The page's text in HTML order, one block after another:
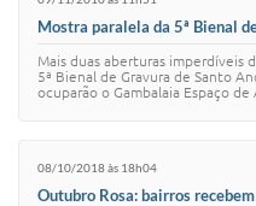
Mostra paralela da 5ª Bienal
Mais duas aberturas imperdíveis
5ª Bienal de Gravura de Santo
ocuparão o Gambalaia Espaço
08/10/2018 às 18h04
Outubro Rosa: bairros